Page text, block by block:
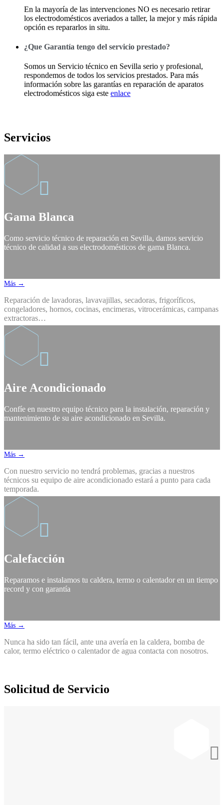
En la mayoría de las intervenciones NO es necesario retirar
los electrodomésticos averiados a taller, la mejor y más rápida
opción es repararlos in situ.
¿Que Garantía tengo del servicio prestado?
Somos un Servicio técnico en Sevilla serio y profesional,
respondemos de todos los servicios prestados. Para más
información sobre las garantías en reparación de aparatos
electrodomésticos siga este enlace
Servicios

Gama Blanca
Como servicio técnico de reparación en Sevilla, damos servicio
técnico de calidad a sus electrodomésticos de gama Blanca.
Más →
Reparación de lavadoras, lavavajillas, secadoras, frigoríficos,
congeladores, hornos, cocinas, encimeras, vitrocerámicas, campanas
extractoras…

Aire Acondicionado
Confíe en nuestro equipo técnico para la instalación, reparación y
mantenimiento de su aire acondicionado en Sevilla.
Más →
Con nuestro servicio no tendrá problemas, gracias a nuestros
técnicos su equipo de aire acondicionado estará a punto para cada
temporada.

Calefacción
Reparamos e instalamos tu caldera, termo o calentador en un tiempo
record y con garantía
Más →
Nunca ha sido tan fácil, ante una avería en la caldera, bomba de
calor, termo eléctrico o calentador de agua contacta con nosotros.
Solicitud de Servicio
